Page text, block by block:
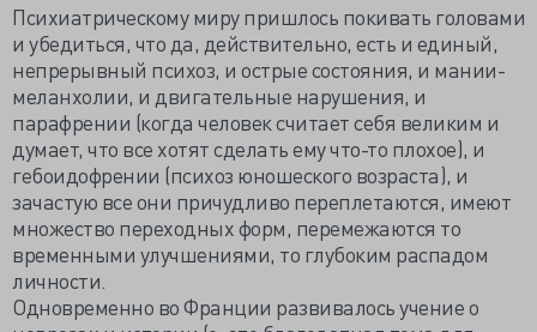
Психиатрическому миру пришлось покивать головами
и убедиться, что да, действительно, есть и единый,
непрерывный психоз, и острые состояния, и мании-
меланхолии, и двигательные нарушения, и
парафрении (когда человек считает себя великим и
думает, что все хотят сделать ему что-то плохое), и
гебоидофрении (психоз юношеского возраста), и
зачастую все они причудливо переплетаются, имеют
множество переходных форм, перемежаются то
временными улучшениями, то глубоким распадом
личности.
Одновременно во Франции развивалось учение о